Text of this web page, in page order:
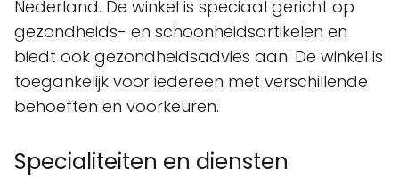
Nederland. De winkel is speciaal gericht op
gezondheids- en schoonheidsartikelen en
biedt ook gezondheidsadvies aan. De winkel is
toegankelijk voor iedereen met verschillende
behoeften en voorkeuren.
Specialiteiten en diensten